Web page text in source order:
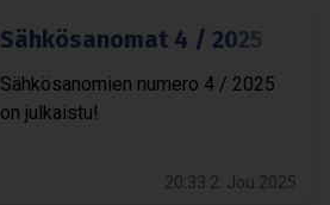
Säh­kö­sa­no­mat 4 / 2025
Säh­kö­sa­no­mien numero 4 / 2025
on jul­kaistu!
20:33 2. Jou 2025